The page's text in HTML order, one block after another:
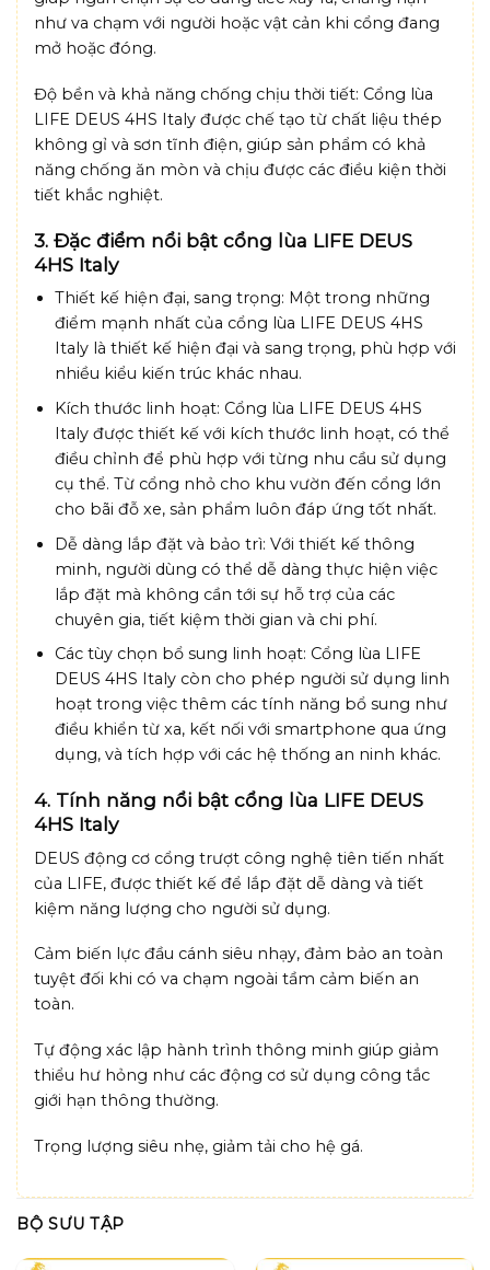
như va chạm với người hoặc vật cản khi cổng đang
mở hoặc đóng.
Độ bền và khả năng chống chịu thời tiết: Cổng lùa
LIFE DEUS 4HS Italy được chế tạo từ chất liệu thép
không gỉ và sơn tĩnh điện, giúp sản phẩm có khả
năng chống ăn mòn và chịu được các điều kiện thời
tiết khắc nghiệt.
3. Đặc điểm nổi bật cổng lùa LIFE DEUS
4HS Italy
Thiết kế hiện đại, sang trọng: Một trong những
điểm mạnh nhất của cổng lùa LIFE DEUS 4HS
Italy là thiết kế hiện đại và sang trọng, phù hợp với
nhiều kiểu kiến trúc khác nhau.
Kích thước linh hoạt: Cổng lùa LIFE DEUS 4HS
Italy được thiết kế với kích thước linh hoạt, có thể
điều chỉnh để phù hợp với từng nhu cầu sử dụng
cụ thể. Từ cổng nhỏ cho khu vườn đến cổng lớn
cho bãi đỗ xe, sản phẩm luôn đáp ứng tốt nhất.
Dễ dàng lắp đặt và bảo trì: Với thiết kế thông
minh, người dùng có thể dễ dàng thực hiện việc
lắp đặt mà không cần tới sự hỗ trợ của các
chuyên gia, tiết kiệm thời gian và chi phí.
Các tùy chọn bổ sung linh hoạt: Cổng lùa LIFE
DEUS 4HS Italy còn cho phép người sử dụng linh
hoạt trong việc thêm các tính năng bổ sung như
điều khiển từ xa, kết nối với smartphone qua ứng
dụng, và tích hợp với các hệ thống an ninh khác.
4. Tính năng nổi bật cổng lùa LIFE DEUS
4HS Italy
DEUS động cơ cổng trượt công nghệ tiên tiến nhất
của LIFE, được thiết kế để lắp đặt dễ dàng và tiết
kiệm năng lượng cho người sử dụng.
Cảm biến lực đầu cánh siêu nhạy, đảm bảo an toàn
tuyệt đối khi có va chạm ngoài tầm cảm biến an
toàn.
Tự động xác lập hành trình thông minh giúp giảm
thiểu hư hỏng như các động cơ sử dụng công tắc
giới hạn thông thường.
Trọng lượng siêu nhẹ, giảm tải cho hệ gá.
BỘ SƯU TẬP